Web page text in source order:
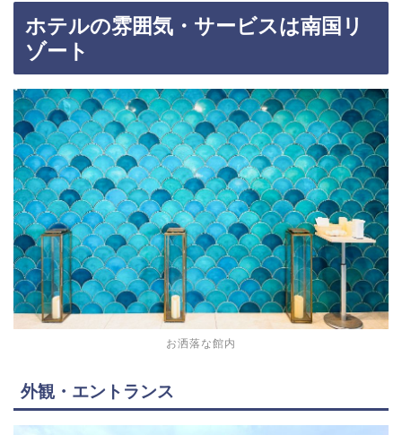
ホテルの雰囲気・サービスは南国リ
ゾート
お洒落な館内
外観・エントランス